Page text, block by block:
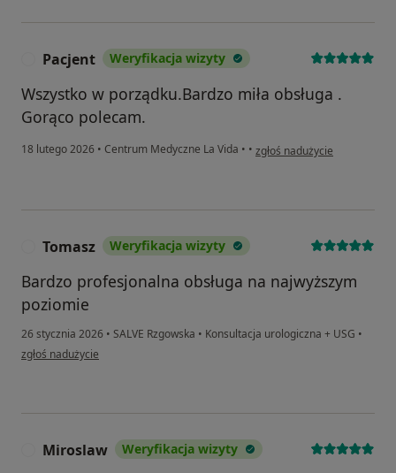
Pacjent Weryfikacja wizyty
Wszystko w porządku.Bardzo miła obsługa .
Gorąco polecam.
18 lutego 2026 • Centrum Medyczne La Vida • • w opinii użytkownika Pacjent
zgłoś nadużycie
Tomasz Weryfikacja wizyty
Bardzo profesjonalna obsługa na najwyższym
poziomie
26 stycznia 2026 • SALVE Rzgowska • Konsultacja urologiczna + USG •
w opinii użytkownika Tomasz
zgłoś nadużycie
Miroslaw Weryfikacja wizyty